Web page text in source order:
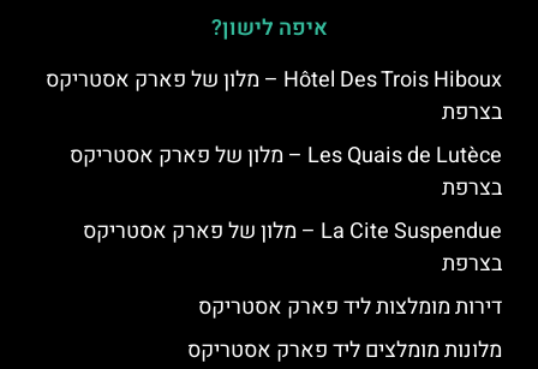
איפה לישון?
Hôtel Des Trois Hiboux – מלון של פארק אסטריקס
בצרפת
Les Quais de Lutèce – מלון של פארק אסטריקס
בצרפת
La Cite Suspendue – מלון של פארק אסטריקס
בצרפת
דירות מומלצות ליד פארק אסטריקס
מלונות מומלצים ליד פארק אסטריקס